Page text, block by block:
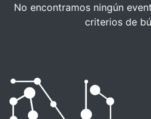
No encontramos ningún
criterios de